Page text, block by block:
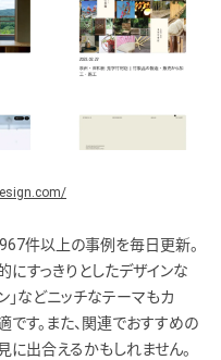
件以上の事例を毎日更新。
すっきりとしたデザインな
」などニッチなテーマもカ
です。また、関連でおすすめの
に出合えるかもしれません。